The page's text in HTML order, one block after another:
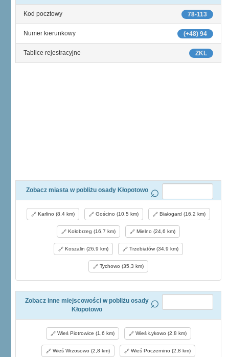
78-113
Kod pocztowy
(+48) 94
Numer kierunkowy
ZKL
Tablice rejestracyjne
Zobacz miasta w pobliżu osady Kłopotowo
Karlino (8,4 km) Gościno (10,5 km) Białogard (16,2 km)
Kołobrzeg (16,7 km) Mielno (24,6 km)
Koszalin (26,9 km) Trzebiatów (34,9 km)
Tychowo (35,3 km)
Zobacz inne miejscowości w pobliżu osady
Kłopotowo
Wieś Piotrowice (1,6 km) Wieś Łykowo (2,8 km)
Wieś Wrzosowo (2,8 km) Wieś Poczernino (2,8 km)